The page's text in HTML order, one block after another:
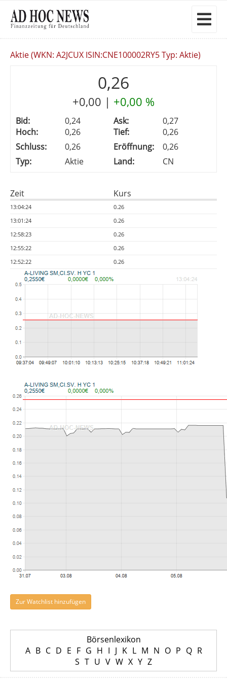
Aktie (WKN: A2JCUX ISIN:CNE100002RY5 Typ: Aktie)
0,26
+0,00 | +0,00 %
Bid: 0,24 Ask:
0,27
Hoch:
0,26 Tief:
0,26
Schluss:
0,26 Eröffnung:
0,26
Typ:
Aktie Land: CN
Zeit Kurs
13:04:24
0.26
13:01:24
0.26
12:58:23
0.26
12:55:22
0.26
12:52:22
0.26
Zur Watchlist hinzufügen
Börsenlexikon
A B C D E F G H I J K L M N O P Q R
S T U V W X Y Z